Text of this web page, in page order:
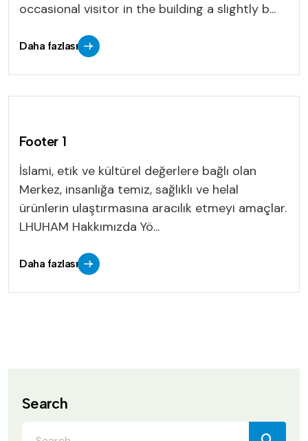
occasional visitor in the building a slightly b...
Daha fazlası
Footer 1
İslami, etik ve kültürel değerlere bağlı olan
Merkez, insanlığa temiz, sağlıklı ve helal
ürünlerin ulaştırmasına aracılık etmeyi amaçlar.
LHUHAM Hakkımızda Yö...
Daha fazlası
Search